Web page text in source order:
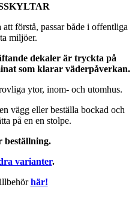
förstå, passar både i offentliga
miljöer.
dekaler är tryckta på
som klarar väderpåverkan.
ytor, inom- och utomhus.
vägg eller beställa bockad och
på en en stolpe.
beställning.
varianter.
här!